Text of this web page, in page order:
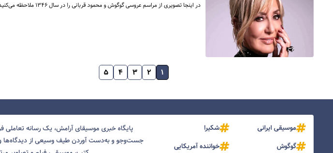
در اینجا تصویری از مراسم عروسی گوگوش و محمود قربانی را در سال ۱۳۴۶ ملاحظه می‌کنید.
۱ ۲ ۳ ۴ ۵
موسیقی ایرانی
شکیرا
گوگوش
خواننده آمریکایی
پایگاه خبری موسیقای آرامش، یک رسانه
جست‌و‌جو و به‌دست آوردن طیف وسیعی از دیدگاه‌ها و